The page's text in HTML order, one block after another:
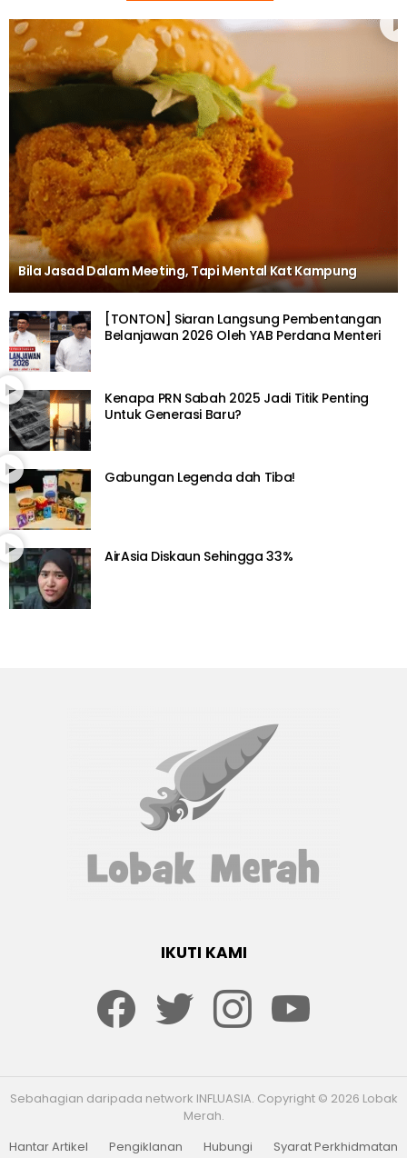
Bila Jasad Dalam Meeting, Tapi Mental Kat Kampung
[TONTON] Siaran Langsung Pembentangan
Belanjawan 2026 Oleh YAB Perdana Menteri
Kenapa PRN Sabah 2025 Jadi Titik Penting
Untuk Generasi Baru?
Gabungan Legenda dah Tiba!
AirAsia Diskaun Sehingga 33%
IKUTI KAMI
Sebahagian daripada network INFLUASIA. Copyright © 2026 Lobak
Merah.
Hantar Artikel
Pengiklanan Hubungi
Syarat Perkhidmatan